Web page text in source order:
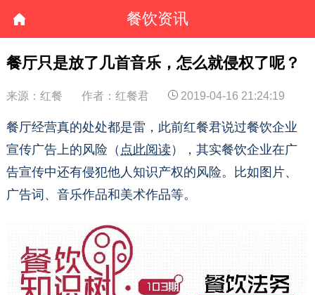
餐饮资讯
餐厅只是放了几首音乐，怎么就侵权了呢？
来源：红餐 作者：红餐君 2019-04-16 21:24:19
餐厅经营真的处处都是雷，此前红餐君说过餐饮企业
宣传广告上的风险（ 点此阅读 ），其实餐饮企业在广
告宣传中还有侵犯他人知识产权的风险。比如图片、
广告词、音乐作品和美术作品等。